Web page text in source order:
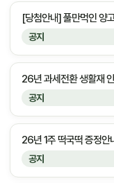
공지
[당첨안내] 풀만먹인 양
공지
26년 과세전환 생활재
공지
26년 1주 떡국떡 증정안